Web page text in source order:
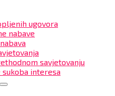
ugovora
nabave
savjetovanju
sukoba interesa